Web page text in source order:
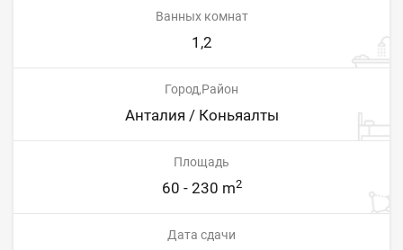
Ванных комнат
1,2
Город,Район
Анталия / Коньяалты
Площадь
60 - 230 m2
Дата сдачи